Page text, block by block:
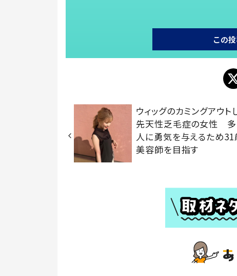
この
ウィッグのカミングアウト
先天性乏毛症の女性 多
人に勇気を与えるため31
美容師を目指す